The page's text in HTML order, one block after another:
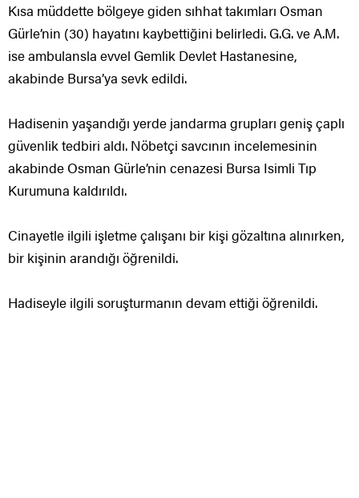
Kısa müddette bölgeye giden sıhhat takımları Osman
Gürle’nin (30) hayatını kaybettiğini belirledi. G.G. ve A.M.
ise ambulansla evvel Gemlik Devlet Hastanesine,
akabinde Bursa’ya sevk edildi.
Hadisenin yaşandığı yerde jandarma grupları geniş çaplı
güvenlik tedbiri aldı. Nöbetçi savcının incelemesinin
akabinde Osman Gürle’nin cenazesi Bursa Isimli Tıp
Kurumuna kaldırıldı.
Cinayetle ilgili işletme çalışanı bir kişi gözaltına alınırken,
bir kişinin arandığı öğrenildi.
Hadiseyle ilgili soruşturmanın devam ettiği öğrenildi.